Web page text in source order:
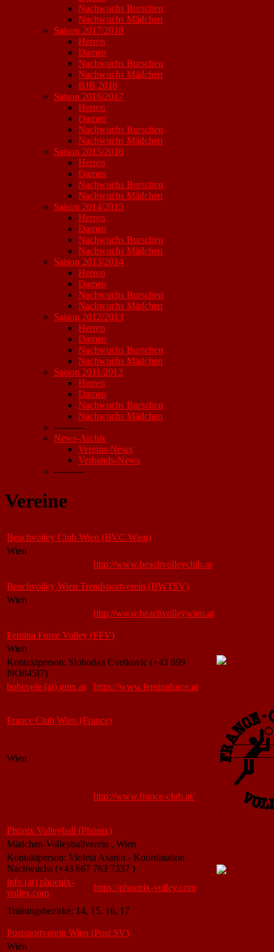
Nachwuchs Burschen
Nachwuchs Mädchen
Saison 2017/2018
Herren
Damen
Nachwuchs Burschen
Nachwuchs Mädchen
BJB 2018
Saison 2016/2017
Herren
Damen
Nachwuchs Burschen
Nachwuchs Mädchen
Saison 2015/2016
Herren
Damen
Nachwuchs Burschen
Nachwuchs Mädchen
Saison 2014/2015
Herren
Damen
Nachwuchs Burschen
Nachwuchs Mädchen
Saison 2013/2014
Herren
Damen
Nachwuchs Burschen
Nachwuchs Mädchen
Saison 2012/2013
Herren
Damen
Nachwuchs Burschen
Nachwuchs Mädchen
Saison 2011/2012
Herren
Damen
Nachwuchs Burschen
Nachwuchs Mädchen
----------
News-Archiv
Vereins-News
Verbands-News
----------
Vereine
Beachvolley Club Wien (BVC Wien)
Wien
http://www.beachvolleyclub.at
Beachvolley Wien Trendsportverein (BWTSV)
Wien
http://www.beachvolleywien.at
Femina Force Volley (FFV)
Wien
Kontaktperson: Slobodan Cvetkovic (+43 699
I9O845I7)
bobcvele (at) gmx.at
https://www.feminaforce.at
France Club Wien (France)
Wien
http://www.france-club.at/
Phönix Volleyball (Phönix)
Mädchen-Volleyballverein , Wien
Kontaktperson: Violeta Asanin - Koordination
Nachwuchs (+43 667 763 7337 )
info (at) phoenix-
volley.com
https://phoenix-volley.com
Trainingsbezirke: 14, 15, 16, 17
Postsportverein Wien (Post SV)
Wien